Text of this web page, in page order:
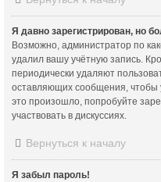
Я давно зарегистрирован, но
Возможно, администратор по
удалил вашу учётную запись.
периодически удаляют
оставляющих сообщения,
это произошло, попробуйте
участвовать в дискуссиях.
Вернуться к началу
Я забыл пароль!